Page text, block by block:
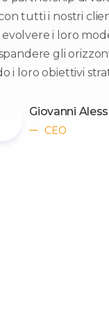
tutti i nostri
i loro
gli
i loro obiettivi
Giovanni
CEO